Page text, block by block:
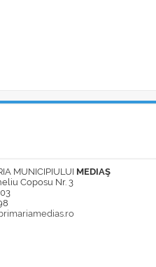
MUNICIPIULUI MEDIAŞ
Coposu Nr. 3